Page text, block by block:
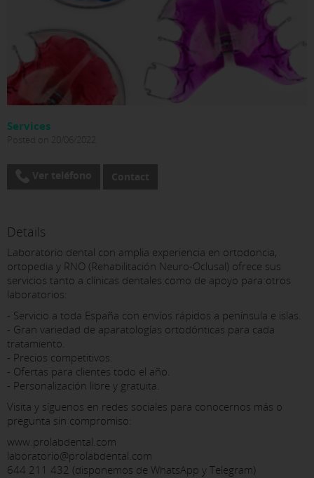
Services
Posted on 20/06/2022
Details
Laboratorio dental con amplia experiencia en ortodoncia,
ortopedia y RNO (Rehabilitación Neuro-Oclusal) ofrece sus
servicios tanto a clínicas dentales como de apoyo para otros
laboratorios:
- Servicio a toda España con envíos rápidos a península e islas.
- Gran variedad de aparatologías ortodónticas para cada
tratamiento.
- Precios competitivos.
- Ofertas para clientes todo el año.
- Personalización libre y gratuita.
Visita y síguenos en redes sociales para conocernos más o
pregunta sin compromiso:
www.prolabdental.com
laboratorio@prolabdental.com
644 211 432 (disponemos de WhatsApp y Telegram)